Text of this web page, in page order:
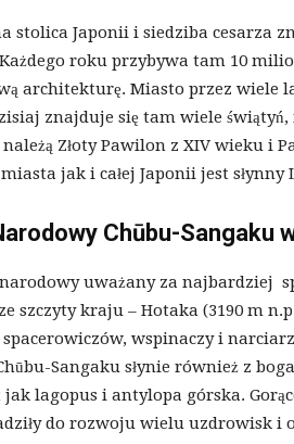
stolica Japonii i siedziba cesarza
roku przybywa tam 10
architekturę. Miasto przez wiele
znajduje się tam wiele
Złoty Pawilon z XIV wieku i
jak i całej Japonii jest
Chūbu-Sangaku
uważany za najbardziej
szczyty kraju – Hotaka (3190 m
wspinaczy i
Sangaku słynie również z
lagopus i antylopa górska.
do rozwoju wielu uzdrowisk i